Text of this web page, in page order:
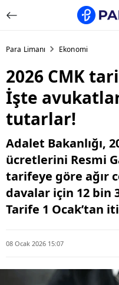
Para Limanı Ekonomi
2026 CMK
İşte
tutarlar!
Adalet Bakanlığı,
ücretlerini Resmi
tarifeye göre ağır
davalar için 12 bin
Tarife 1 Ocak’tan
08 Ocak 2026 15:07